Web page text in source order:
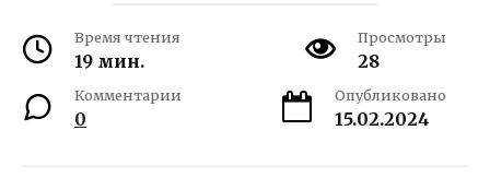
Время чтения
19 мин.
Просмотры
28
Комментарии
0
Опубликовано
15.02.2024